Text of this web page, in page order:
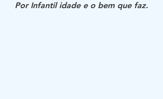
Por Infantil idade e o bem que faz.